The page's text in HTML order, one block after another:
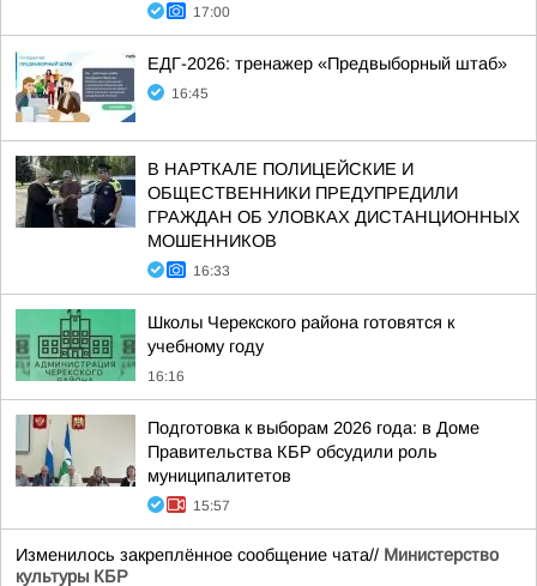
17:00
ЕДГ-2026: тренажер «Предвыборный штаб»
16:45
В НАРТКАЛЕ ПОЛИЦЕЙСКИЕ И
ОБЩЕСТВЕННИКИ ПРЕДУПРЕДИЛИ
ГРАЖДАН ОБ УЛОВКАХ ДИСТАНЦИОННЫХ
МОШЕННИКОВ
16:33
Школы Черекского района готовятся к
учебному году
16:16
Подготовка к выборам 2026 года: в Доме
Правительства КБР обсудили роль
муниципалитетов
15:57
Изменилось закреплённое сообщение чата// Министерство
культуры КБР